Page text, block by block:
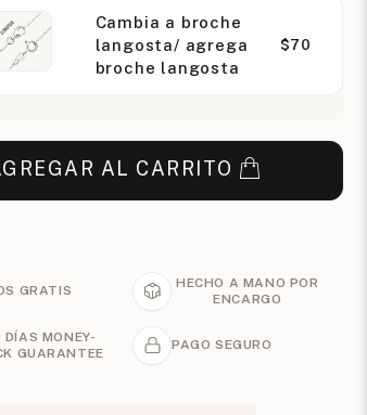
Cambia a broche
langosta/ agrega
broche langosta
$70
AL CARRITO
GRATIS
HECHO A MANO POR
ENCARGO
MONEY-
GUARANTEE
PAGO SEGURO